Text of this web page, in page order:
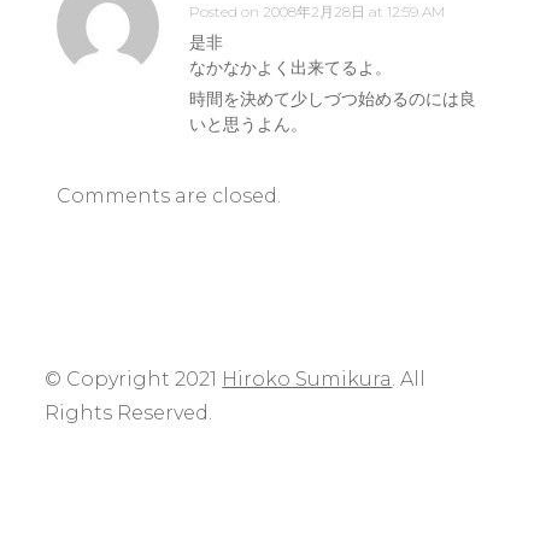
Posted on 2008年2月28日 at 12:59 AM
是非
なかなかよく出来てるよ。
時間を決めて少しづつ始めるのには良
いと思うよん。
Comments are closed.
© Copyright 2021 Hiroko Sumikura. All
Rights Reserved.